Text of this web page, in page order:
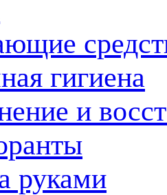
гигиена
и
руками